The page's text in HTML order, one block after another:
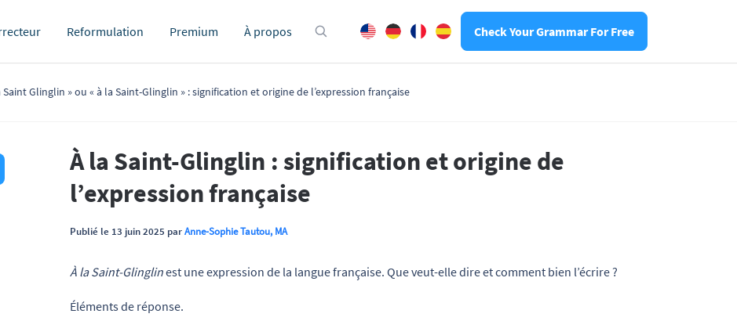
Reformulation Premium À propos Check Your Grammar For Free
Saint Glinglin » ou « à la Saint-Glinglin » : signification et origine de l’expression française
À la Saint-Glinglin : signification et origine de
l’expression française
Publié le 13 juin 2025 parAnne-Sophie Tautou, MA
À la Saint-Glinglinest une expression de la langue française. Que veut-elle dire et comment bien l’écrire ?
Éléments de réponse.